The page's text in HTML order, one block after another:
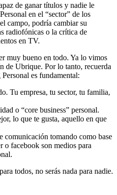
de ganar títulos y nadie le
en el “sector” de los
campo, podría cambiar su
radiofónicas o la crítica de
en TV.
muy bueno en todo. Ya lo vimos
de Ubrique. Por lo tanto, recuerda
es fundamental:
Tu empresa, tu sector, tu familia,
o “core business” personal.
lo que te gusta, aquello en que
comunicación tomando como base
facebook son medios para
todos, no serás nada para nadie.